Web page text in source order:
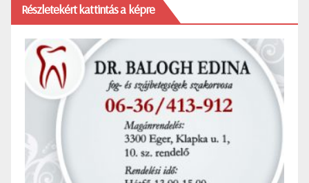
Részletekért kattintás a képre